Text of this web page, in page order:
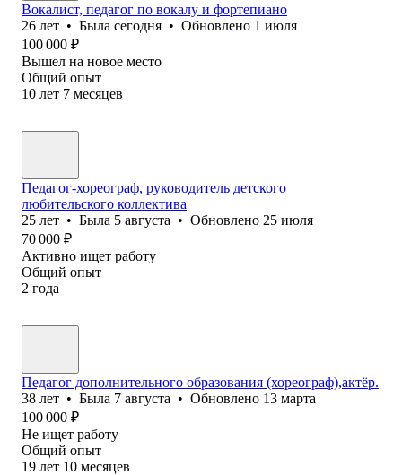
Вокалист, педагог по вокалу и фортепиано
26 лет • Была сегодня • Обновлено 1 июля
100 000 ₽
Вышел на новое место
Общий опыт
10 лет 7 месяцев
Педагог-хореограф, руководитель детского
любительского коллектива
25 лет • Была 5 августа • Обновлено 25 июля
70 000 ₽
Активно ищет работу
Общий опыт
2 года
Педагог дополнительного образования (хореограф),актёр.
38 лет • Была 7 августа • Обновлено 13 марта
100 000 ₽
Не ищет работу
Общий опыт
19 лет 10 месяцев